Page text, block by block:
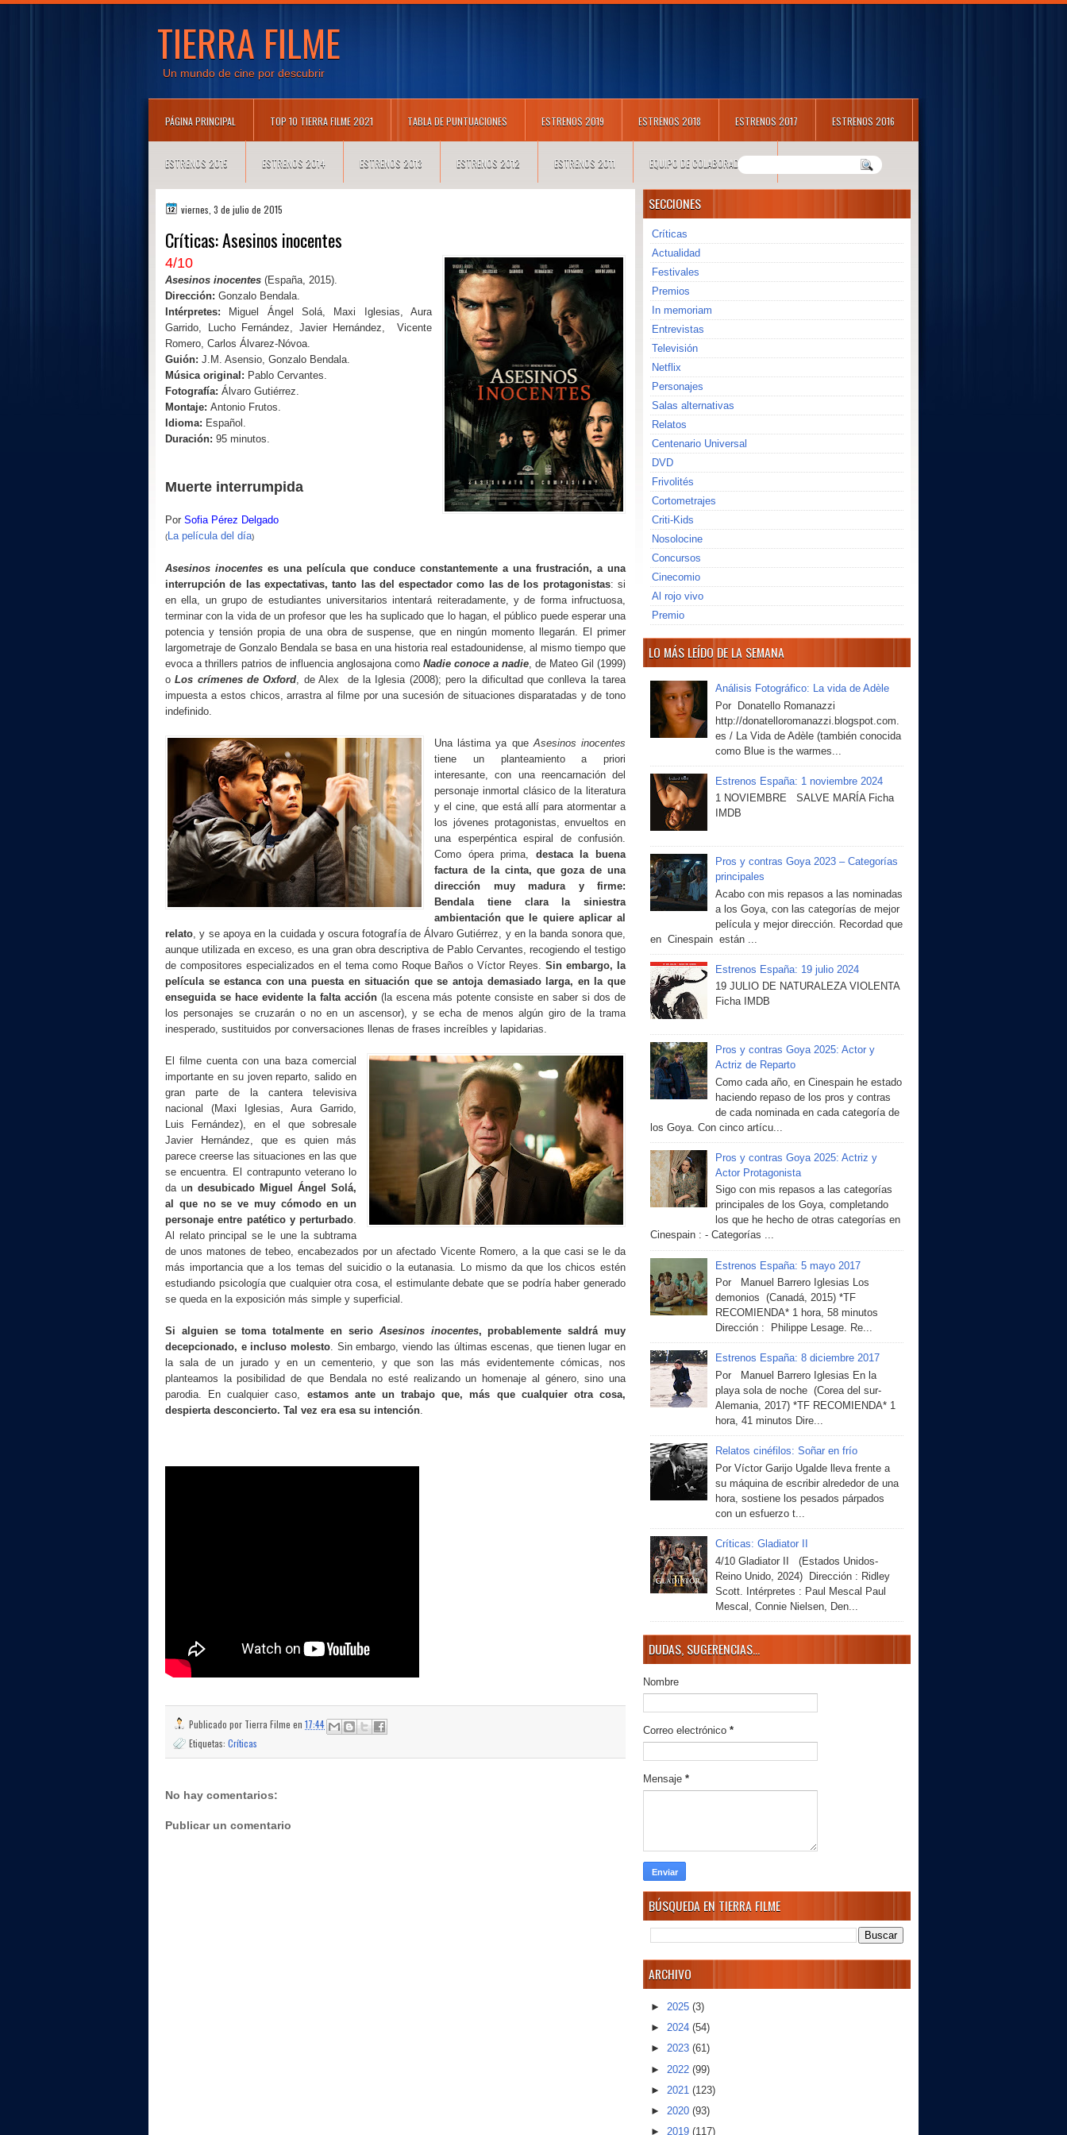
TIERRA FILME
Un mundo de cine por descubrir
PÁGINA PRINCIPAL TOP 10 TIERRA FILME 2021 TABLA DE PUNTUACIONES ESTRENOS 2019 ESTRENOS 2018 ESTRENOS 2017 ESTRENOS 2016
ESTRENOS 2015 ESTRENOS 2014 ESTRENOS 2013 ESTRENOS 2012 ESTRENOS 2011 EQUIPO DE COLABORADORES
viernes, 3 de julio de 2015
Críticas: Asesinos inocentes
4/10
Asesinos inocentes (España, 2015).
Dirección: Gonzalo Bendala.
Intérpretes: Miguel Ángel Solá, Maxi Iglesias, Aura
Garrido, Lucho Fernández, Javier Hernández, Vicente
Romero, Carlos Álvarez-Nóvoa.
Guión: J.M. Asensio, Gonzalo Bendala.
Música original: Pablo Cervantes.
Fotografía: Álvaro Gutiérrez.
Montaje: Antonio Frutos.
Idioma: Español.
Duración: 95 minutos.
Muerte interrumpida
Por Sofia Pérez Delgado
(La película del día)
Asesinos inocentes es una película que conduce constantemente a una frustración, a una
interrupción de las expectativas, tanto las del espectador como las de los protagonistas: si
en ella, un grupo de estudiantes universitarios intentará reiteradamente, y de forma infructuosa,
terminar con la vida de un profesor que les ha suplicado que lo hagan, el público puede esperar una
potencia y tensión propia de una obra de suspense, que en ningún momento llegarán. El primer
largometraje de Gonzalo Bendala se basa en una historia real estadounidense, al mismo tiempo que
evoca a thrillers patrios de influencia anglosajona como Nadie conoce a nadie , de Mateo Gil (1999)
oLos crímenes de Oxford , de Alex de la Iglesia (2008); pero la dificultad que conlleva la tarea
impuesta a estos chicos, arrastra al filme por una sucesión de situaciones disparatadas y de tono
indefinido.
Una lástima ya que Asesinos inocentes
tiene un planteamiento a priori
interesante, con una reencarnación del
personaje inmortal clásico de la literatura
y el cine, que está allí para atormentar a
los jóvenes protagonistas, envueltos en
una esperpéntica espiral de confusión.
Como ópera prima, destaca la buena
factura de la cinta, que goza de una
dirección muy madura y firme:
Bendala tiene clara la siniestra
ambientación que le quiere aplicar al
relato , y se apoya en la cuidada y oscura fotografía de Álvaro Gutiérrez, y en la banda sonora que,
aunque utilizada en exceso, es una gran obra descriptiva de Pablo Cervantes, recogiendo el testigo
de compositores especializados en el tema como Roque Baños o Víctor Reyes.Sin embargo, la
película se estanca con una puesta en situación que se antoja demasiado larga, en la que
enseguida se hace evidente la falta acción(la escena más potente consiste en saber si dos de
los personajes se cruzarán o no en un ascensor), y se echa de menos algún giro de la trama
inesperado, sustituidos por conversaciones llenas de frases increíbles y lapidarias.
El filme cuenta con una baza comercial
importante en su joven reparto, salido en
gran parte de la cantera televisiva
nacional (Maxi Iglesias, Aura Garrido,
Luis Fernández), en el que sobresale
Javier Hernández, que es quien más
parece creerse las situaciones en las que
se encuentra. El contrapunto veterano lo
da un desubicado Miguel Ángel Solá,
al que no se ve muy cómodo en un
personaje entre patético y perturbado
Al relato principal se le une la subtrama
de unos matones de tebeo, encabezados por un afectado Vicente Romero, a la que casi se le da
más importancia que a los temas del suicidio o la eutanasia. Lo mismo da que los chicos estén
estudiando psicología que cualquier otra cosa, el estimulante debate que se podría haber generado
se queda en la exposición más simple y superficial.
Si alguien se toma totalmente en serio Asesinos inocentes, probablemente saldrá muy
decepcionado, e incluso molesto . Sin embargo, viendo las últimas escenas, que tienen lugar en
la sala de un jurado y en un cementerio, y que son las más evidentemente cómicas, nos
planteamos la posibilidad de que Bendala no esté realizando un homenaje al género, sino una
parodia. En cualquier caso, estamos ante un trabajo que, más que cualquier otra cosa,
despierta desconcierto. Tal vez era esa su intención
Publicado por Tierra Filme en 17:44
Etiquetas: Críticas
No hay comentarios:
Publicar un comentario
SECCIONES
Críticas
Actualidad
Festivales
Premios
In memoriam
Entrevistas
Televisión
Netflix
Personajes
Salas alternativas
Relatos
Centenario Universal
DVD
Frivolités
Cortometrajes
Criti-Kids
Nosolocine
Concursos
Cinecomio
Al rojo vivo
Premio
LO MÁS LEÍDO DE LA SEMANA
Análisis Fotográfico: La vida de Adèle
Por Donatello Romanazzi
http://donatelloromanazzi.blogspot.com.
es / La Vida de Adèle (también conocida
como Blue is the warmes...
Estrenos España: 1 noviembre 2024
1 NOVIEMBRE SALVE MARÍA Ficha
IMDB
Pros y contras Goya 2023 – Categorías
principales
Acabo con mis repasos a las nominadas
a los Goya, con las categorías de mejor
película y mejor dirección. Recordad que
en Cinespain están ...
Estrenos España: 19 julio 2024
19 JULIO DE NATURALEZA VIOLENTA
Ficha IMDB
Pros y contras Goya 2025: Actor y
Actriz de Reparto
Como cada año, en Cinespain he estado
haciendo repaso de los pros y contras
de cada nominada en cada categoría de
los Goya. Con cinco artícu...
Pros y contras Goya 2025: Actriz y
Actor Protagonista
Sigo con mis repasos a las categorías
principales de los Goya, completando
los que he hecho de otras categorías en
Cinespain : - Categorías ...
Estrenos España: 5 mayo 2017
Por Manuel Barrero Iglesias Los
demonios (Canadá, 2015) *TF
RECOMIENDA* 1 hora, 58 minutos
Dirección : Philippe Lesage. Re...
Estrenos España: 8 diciembre 2017
Por Manuel Barrero Iglesias En la
playa sola de noche (Corea del sur-
Alemania, 2017) *TF RECOMIENDA* 1
hora, 41 minutos Dire...
Relatos cinéfilos: Soñar en frío
Por Víctor Garijo Ugalde lleva frente a
su máquina de escribir alrededor de una
hora, sostiene los pesados párpados
con un esfuerzo t...
Críticas: Gladiator II
4/10 Gladiator II (Estados Unidos-
Reino Unido, 2024) Dirección : Ridley
Scott. Intérpretes : Paul Mescal Paul
Mescal, Connie Nielsen, Den...
DUDAS, SUGERENCIAS...
Nombre
Correo electrónico *
Mensaje *
BÚSQUEDA EN TIERRA FILME
ARCHIVO
► 2025 (3)
► 2024 (54)
► 2023 (61)
► 2022 (99)
► 2021 (123)
► 2020 (93)
► 2019 (117)